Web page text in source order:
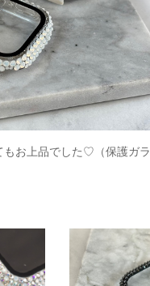
もお上品でした♡（保護ガラ